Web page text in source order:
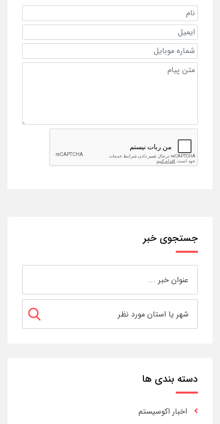
جستجوی خبر
دسته بندی ها
اخبار اکوسیستم